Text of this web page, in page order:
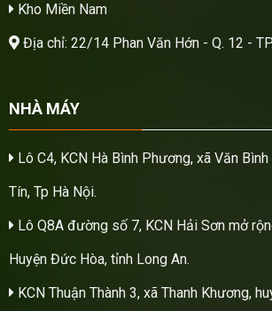
Kho Miền Nam
Địa chỉ: 22/14 Phan Văn Hớn - Q. 12 -
NHÀ MÁY
Lô C4, KCN Hà Bình Phương, xã Văn
Tín, Tp Hà Nội.
Lô Q8A đường số 7, KCN Hải Sơn mở
Huyện Đức Hòa, tỉnh Long An.
KCN Thuận Thành 3, xã Thanh Khương,